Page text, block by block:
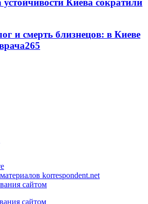
Киева сократили
и смерть близнецов: в Киеве
265
korrespondent.net
сайтом
сайтом